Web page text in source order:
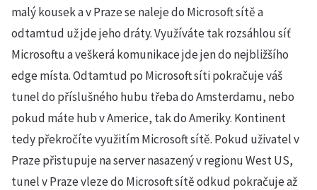
malý kousek a v Praze se naleje do Microsoft sítě a
odtamtud už jde jeho dráty. Využíváte tak rozsáhlou síť
Microsoftu a veškerá komunikace jde jen do nejbližšího
edge místa. Odtamtud po Microsoft síti pokračuje váš
tunel do příslušného hubu třeba do Amsterdamu, nebo
pokud máte hub v Americe, tak do Ameriky. Kontinent
tedy překročíte využitím Microsoft sítě. Pokud uživatel v
Praze přistupuje na server nasazený v regionu West US,
tunel v Praze vleze do Microsoft sítě odkud pokračuje až